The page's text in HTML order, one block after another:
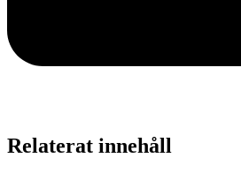
Relaterat innehåll